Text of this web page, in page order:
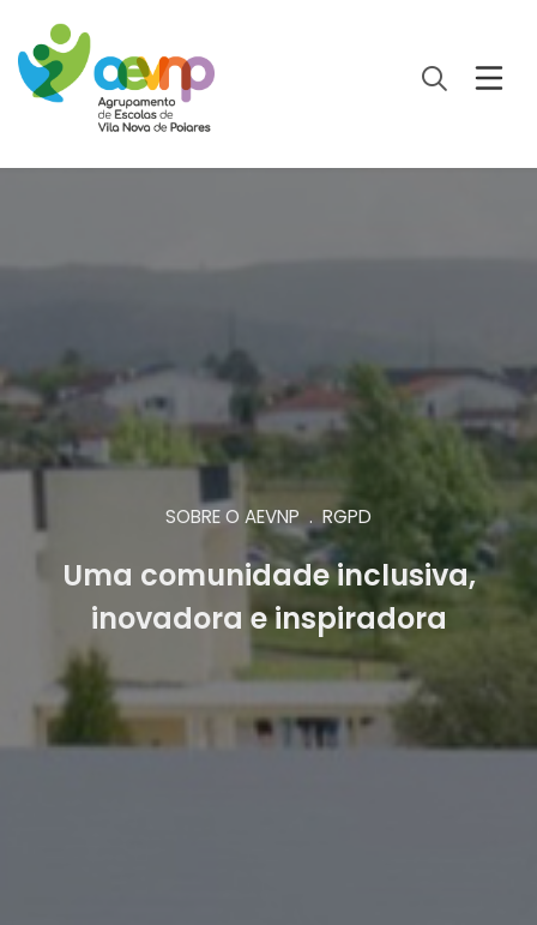
SOBRE O AEVNP . RGPD
Uma comunidade inclusiva,
inovadora e inspiradora